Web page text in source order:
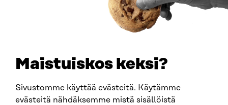
Maistuiskos keksi?
Sivustomme käyttää evästeitä. Käytämme
evästeitä nähdäksemme mistä sisällöistä
SITRA SOSIAALISESSA MEDIASSA